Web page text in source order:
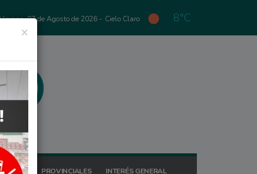
Viernes, 07 de Agosto de 2026 - Cielo Claro 8°C
PROVINCIALES INTERÉS GENERAL
×